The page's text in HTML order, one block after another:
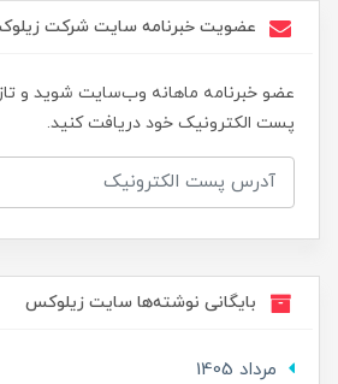
عضویت خبرنامه سایت شرکت
عضو خبرنامه ماهانه وب‌سایت شوید و
پست الکترونیک خود دریافت کنید.
بایگانی نوشته‌ها سایت زیلوکس
مرداد 1405